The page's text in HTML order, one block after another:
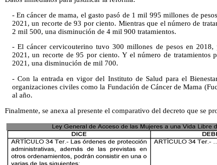
- En cáncer de mama, el gasto pasó de 1 mil 995 millones de
2021, un recorte de 93 por ciento. Mientras que el número de
2 mil 500, una disminución de 4 mil 900 tratamientos.
- El cáncer cervicouterino tuvo 300 millones de pesos en
2021, un recorte de 95 por ciento. Y el número de tratamientos
2021, una disminución de mil 700.
- Con la entrada en vigor del Instituto de Salud para el
organizaciones civiles como la Fundación de Cáncer de Mama
al año.
Finalmente, se anexa al presente el comparativo del decreto que se